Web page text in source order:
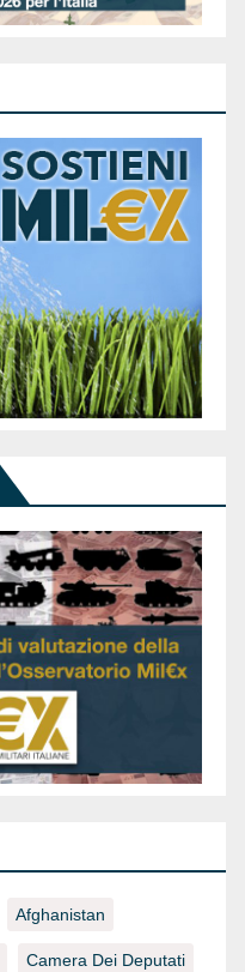
Afghanistan
Camera Dei Deputati